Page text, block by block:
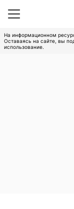
На информационном
Оставаясь на сайте, вы
использование.